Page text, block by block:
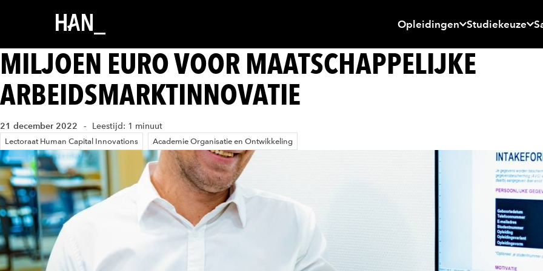
Opleidingen Studiekeuze
MILJOEN EURO VOOR MAATSCHAPPELIJKE
ARBEIDSMARKTINNOVATIE
21 december 2022 Leestijd: 1 minuut
Lectoraat Human Capital Innovations Academie Organisatie en Ontwikkeling